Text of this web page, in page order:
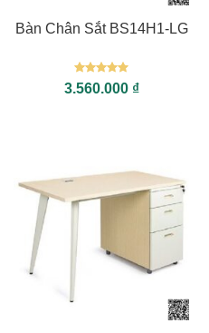
Bàn Chân Sắt BS14H1-LG
Được xếp
hạng55
3.560.000 ₫